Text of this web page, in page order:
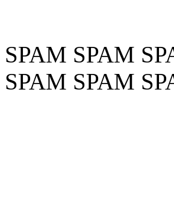
SPAM SPAM
SPAM SPAM